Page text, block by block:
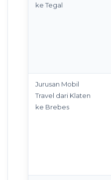
ke Tegal
Jurusan Mobil
Travel dari Klaten
ke Brebes